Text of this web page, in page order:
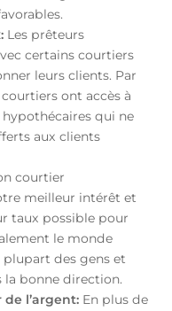
Les prêteurs
certains courtiers
leurs clients. Par
ont accès à
qui ne
aux clients
courtier
meilleur intérêt et
taux possible pour
le monde
des gens et
bonne direction.
l’argent:En plus de